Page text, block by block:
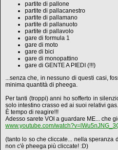
partite di pallone
partite di pallacanestro
partite di pallamano
partite di pallanuoto
partite di pallavolo
gare di formula 1
gare di moto
gare di bici
gare di monopattino
gare di GENTE A PIEDI (!!!)
...senza che, in nessuno di questi casi,
minima quantità di pheega.
Per tanti (troppi) anni ho sofferto in
solo intestino crasso ed ai suoi relativi
È tempo di reagire!!!
Adesso sarete VOI a guardare ME... che
www.youtube.com/
(tanto lo so che cliccate... nella speranza
non c'è pheega più cliccate! :D)